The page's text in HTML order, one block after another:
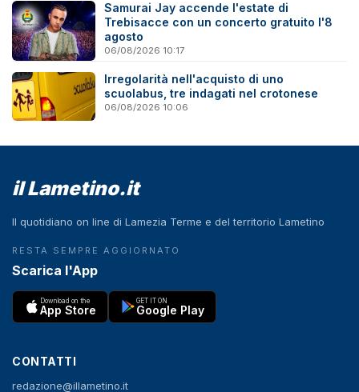
Samurai Jay accende l'estate di
Trebisacce con un concerto gratuito l'8
agosto
06/08/2026 10:17
Irregolarità nell'acquisto di uno
scuolabus, tre indagati nel crotonese
06/08/2026 10:06
il Lametino.it
Il quotidiano on line di Lamezia Terme e del territorio Lametino
RESTA SEMPRE AGGIORNATO
Scarica l'App
Download on the
App Store
GET IT ON
Google Play
CONTATTI
redazione@illametino.it